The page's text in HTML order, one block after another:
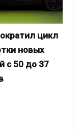
цикл
новых
с 50 до 37